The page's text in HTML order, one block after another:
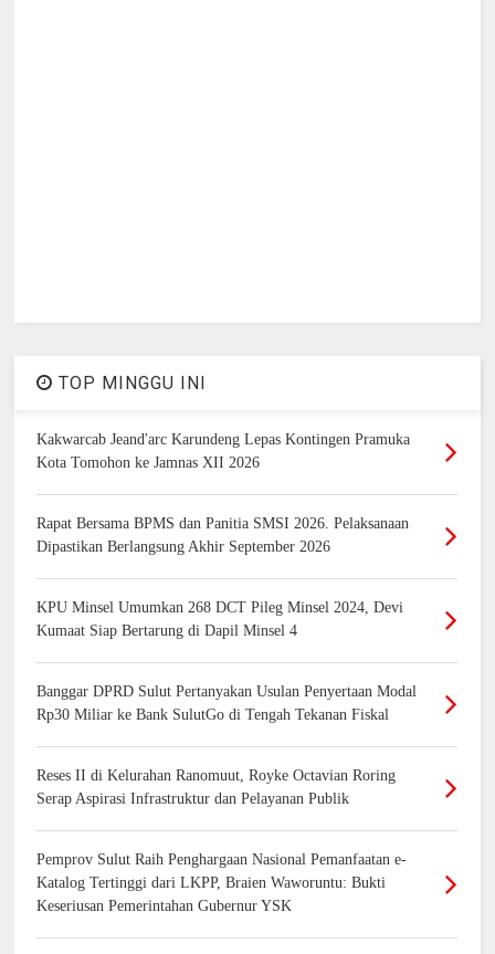
TOP MINGGU INI
Kakwarcab Jeand'arc Karundeng Lepas Kontingen Pramuka
Kota Tomohon ke Jamnas XII 2026
Rapat Bersama BPMS dan Panitia SMSI 2026. Pelaksanaan
Dipastikan Berlangsung Akhir September 2026
KPU Minsel Umumkan 268 DCT Pileg Minsel 2024, Devi
Kumaat Siap Bertarung di Dapil Minsel 4
Banggar DPRD Sulut Pertanyakan Usulan Penyertaan Modal
Rp30 Miliar ke Bank SulutGo di Tengah Tekanan Fiskal
Reses II di Kelurahan Ranomuut, Royke Octavian Roring
Serap Aspirasi Infrastruktur dan Pelayanan Publik
Pemprov Sulut Raih Penghargaan Nasional Pemanfaatan e-
Katalog Tertinggi dari LKPP, Braien Waworuntu: Bukti
Keseriusan Pemerintahan Gubernur YSK